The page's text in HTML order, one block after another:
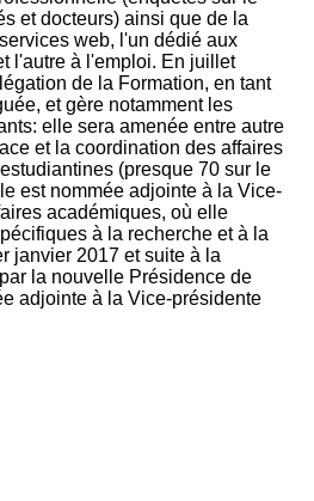
et docteurs) ainsi que de la
web, l'un dédié aux
l'autre à l'emploi. En juillet
de la Formation, en tant
et gère notamment les
elle sera amenée entre autre
et la coordination des affaires
(presque 70 sur le
est nommée adjointe à la Vice-
académiques, où elle
à la recherche et à la
janvier 2017 et suite à la
la nouvelle Présidence de
adjointe à la Vice-présidente